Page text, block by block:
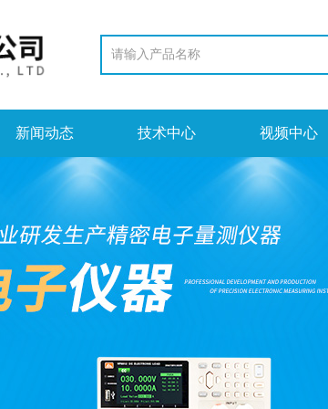
新闻动态 技术中心 视频中心